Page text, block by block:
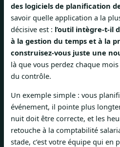
des logiciels de planification
savoir quelle application a la
décisive est : l’outil intègre-t-il
à la gestion du temps et à la
construisez-vous juste une
là que vous perdez chaque
du contrôle.
Un exemple simple : vous
événement, il pointe plus
nuit doit être correcte, et les
retouche à la comptabilité
stade, c’est votre équipe qui en